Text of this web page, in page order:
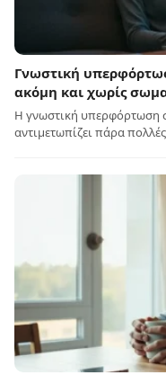
Γνωστική
ακόμη και χωρίς
Η γνωστική υπερφόρτωση
αντιμετωπίζει πάρα